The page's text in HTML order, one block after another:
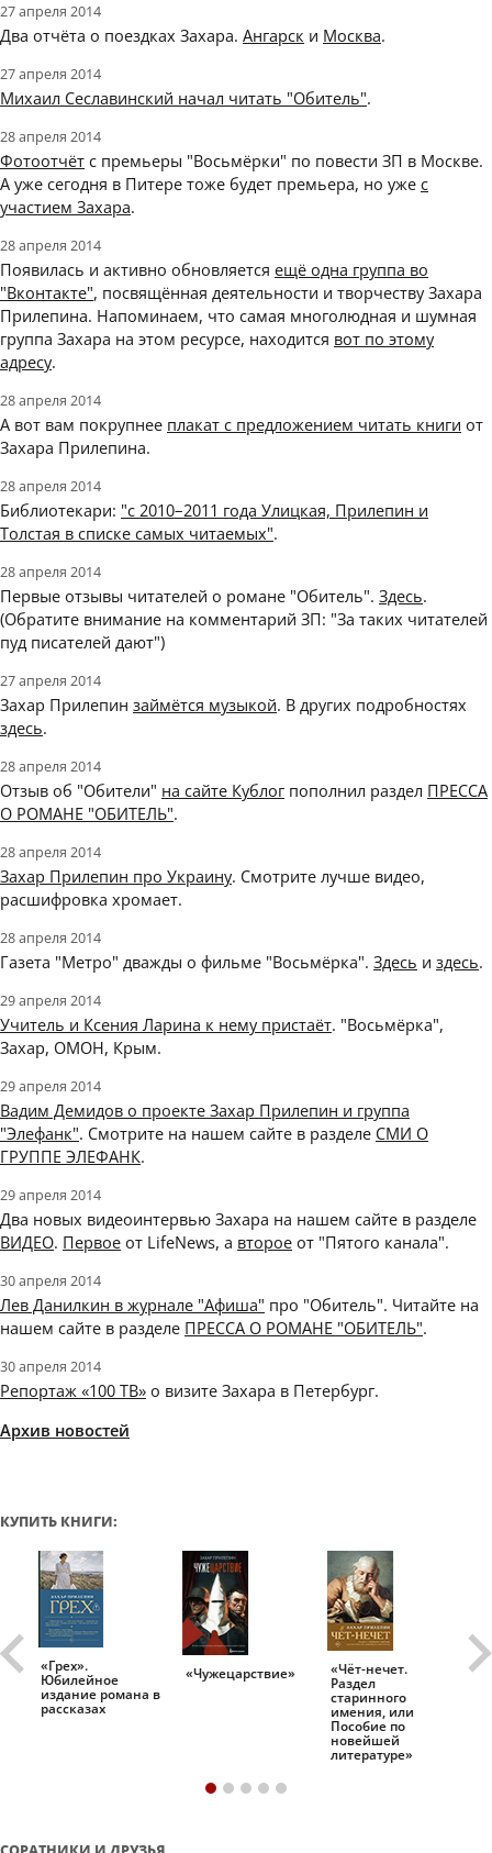
27 апреля 2014
Два отчёта о поездках Захара. Ангарск и Москва.
27 апреля 2014
Михаил Сеславинский начал читать "Обитель".
28 апреля 2014
Фотоотчёт с премьеры "Восьмёрки" по повести ЗП в Москве.
А уже сегодня в Питере тоже будет премьера, но уже с
участием Захара.
28 апреля 2014
Появилась и активно обновляется ещё одна группа во
"Вконтакте", посвящённая деятельности и творчеству Захара
Прилепина. Напоминаем, что самая многолюдная и шумная
группа Захара на этом ресурсе, находится вот по этому
адресу.
28 апреля 2014
А вот вам покрупнее плакат с предложением читать книги от
Захара Прилепина.
28 апреля 2014
Библиотекари: "с 2010–2011 года Улицкая, Прилепин и
Толстая в списке самых читаемых".
28 апреля 2014
Первые отзывы читателей о романе "Обитель". Здесь.
(Обратите внимание на комментарий ЗП: "За таких читателей
пуд писателей дают")
27 апреля 2014
Захар Прилепин займётся музыкой. В других подробностях
здесь.
28 апреля 2014
Отзыв об "Обители" на сайте Кублог пополнил раздел ПРЕССА
О РОМАНЕ "ОБИТЕЛЬ".
28 апреля 2014
Захар Прилепин про Украину. Смотрите лучше видео,
расшифровка хромает.
28 апреля 2014
Газета "Метро" дважды о фильме "Восьмёрка". Здесь и здесь.
29 апреля 2014
Учитель и Ксения Ларина к нему пристаёт. "Восьмёрка",
Захар, ОМОН, Крым.
29 апреля 2014
Вадим Демидов о проекте Захар Прилепин и группа
"Элефанк". Смотрите на нашем сайте в разделе СМИ О
ГРУППЕ ЭЛЕФАНК.
29 апреля 2014
Два новых видеоинтервью Захара на нашем сайте в разделе
ВИДЕО. Первое от LifeNews, а второе от "Пятого канала".
30 апреля 2014
Лев Данилкин в журнале "Афиша" про "Обитель". Читайте на
нашем сайте в разделе ПРЕССА О РОМАНЕ "ОБИТЕЛЬ".
30 апреля 2014
Репортаж «100 ТВ» о визите Захара в Петербург.
Архив новостей
КУПИТЬ КНИГИ:
«Грех».
Юбилейное
издание романа в
рассказах
«Чужецарствие» «Чёт-нечет.
Раздел
старинного
имения, или
Пособие по
новейшей
литературе»